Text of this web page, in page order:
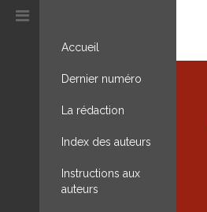
Accueil
Dernier numéro
La rédaction
Index des auteurs
Instructions aux
auteurs